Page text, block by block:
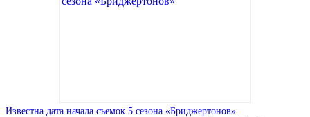
Известна дата начала съемок 5 сезона «Бриджертонов»